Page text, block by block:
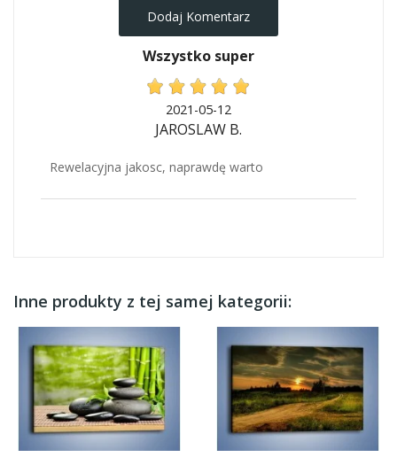
Dodaj Komentarz
Wszystko super
2021-05-12
JAROSLAW B.
Rewelacyjna jakosc, naprawdę warto
Inne produkty z tej samej kategorii: